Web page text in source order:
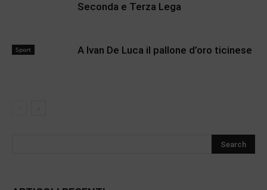
Seconda e Terza Lega
Sport A Ivan De Luca il pallone d’oro ticinese